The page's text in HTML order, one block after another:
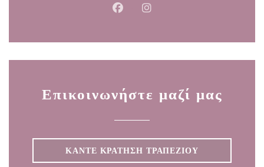
Facebook ((ανοίγει σε νέο
Instagram ((ανοίγει σε
Επικοινωνήστε μαζί μας
ΚΆΝΤΕ ΚΡΆΤΗΣΗ ΤΡΑΠΕΖΙΟΎ